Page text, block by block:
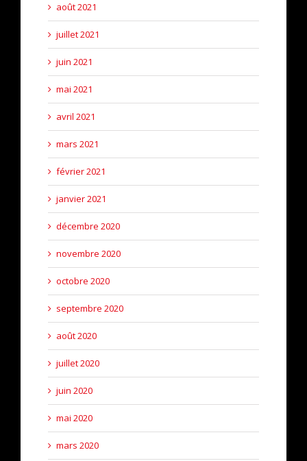
août 2021
juillet 2021
juin 2021
mai 2021
avril 2021
mars 2021
février 2021
janvier 2021
décembre 2020
novembre 2020
octobre 2020
septembre 2020
août 2020
juillet 2020
juin 2020
mai 2020
mars 2020